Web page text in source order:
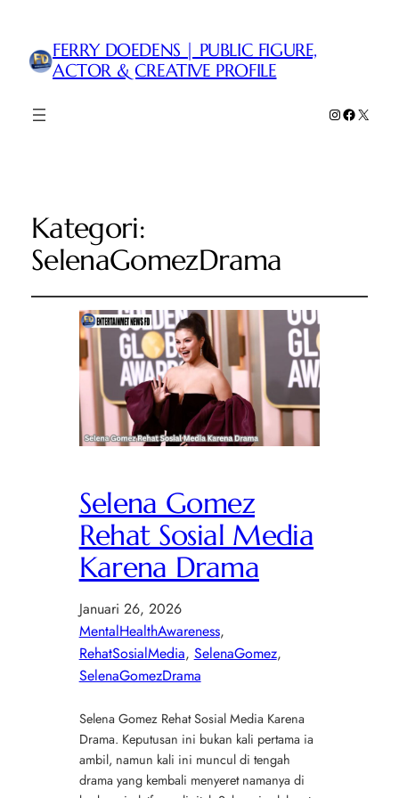
FERRY DOEDENS | PUBLIC FIGURE,
ACTOR & CREATIVE PROFILE
Instagram
Facebook
X
Kategori:
SelenaGomezDrama
Selena Gomez
Rehat Sosial Media
Karena Drama
Januari 26, 2026
MentalHealthAwareness
RehatSosialMedia, SelenaGomez
SelenaGomezDrama
Selena Gomez Rehat Sosial Media Karena
Drama. Keputusan ini bukan kali pertama ia
ambil, namun kali ini muncul di tengah
drama yang kembali menyeret namanya di